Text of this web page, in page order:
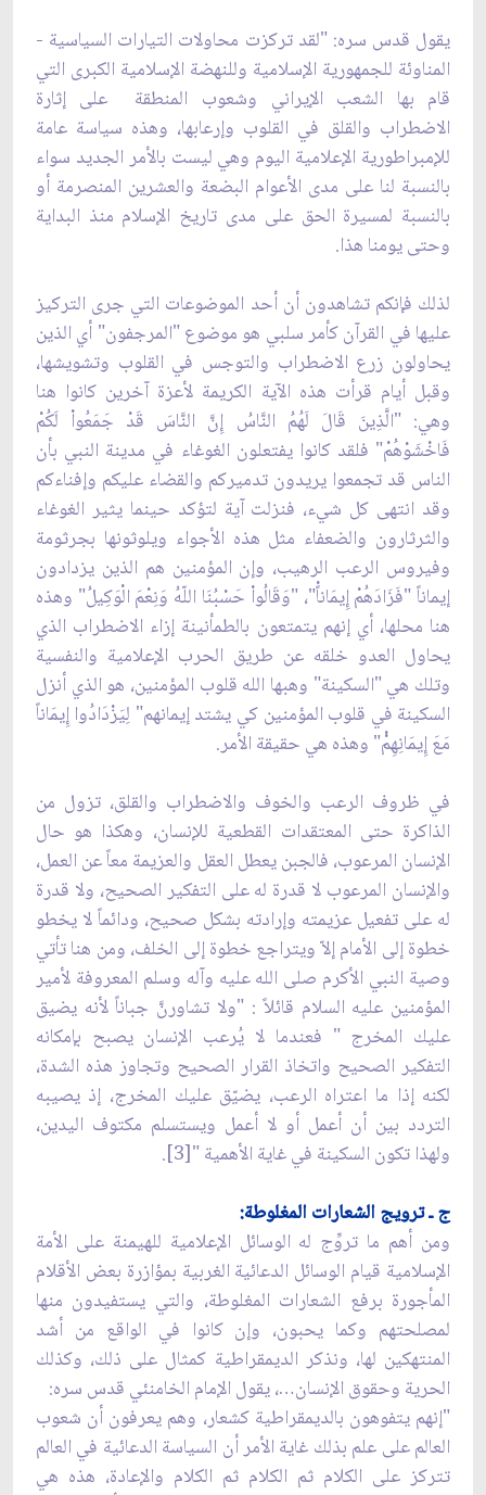
يقول قدس سره: "لقد تركزت محاولات التيارات السياسية ­
المناوئة للجمهورية الإسلامية وللنهضة الإسلامية الكبرى التي
قام بها الشعب الإيراني وشعوب المنطقة ­ على إثارة
الاضطراب والقلق في القلوب وإرعابها، وهذه سياسة عامة
للإمبراطورية الإعلامية اليوم وهي ليست بالأمر الجديد سواء
بالنسبة لنا على مدى الأعوام البضعة والعشرين المنصرمة أو
بالنسبة لمسيرة الحق على مدى تاريخ الإسلام منذ البداية
وحتى يومنا هذا.
لذلك فإنكم تشاهدون أن أحد الموضوعات التي جرى التركيز
عليها في القرآن كأمر سلبي هو موضوع "المرجفون" أي الذين
يحاولون زرع الاضطراب والتوجس في القلوب وتشويشها،
وقبل أيام قرأت هذه الآية الكريمة لأعزة آخرين كانوا هنا
وهي: "الَّذِينَ قَالَ لَهُمُ النَّاسُ إِنَّ النَّاسَ قَدْ جَمَعُواْ لَكُمْ
فَاخْشَوْهُمْ" فلقد كانوا يفتعلون الغوغاء في مدينة النبي بأن
الناس قد تجمعوا يريدون تدميركم والقضاء عليكم وإفناءكم
وقد انتهى كل شيء، فنزلت آية لتؤكد حينما يثير الغوغاء
والثرثارون والضعفاء مثل هذه الأجواء ويلوثونها بجرثومة
وفيروس الرعب الرهيب، وإن المؤمنين هم الذين يزدادون
إيماناً "فَزَادَهُمْ إِيمَاناًْ"، "وَقَالُواْ حَسْبُنَا اللّهُ وَنِعْمَ الْوَكِيلُ" وهذه
هنا محلها، أي إنهم يتمتعون بالطمأنينة إزاء الاضطراب الذي
يحاول العدو خلقه عن طريق الحرب الإعلامية والنفسية
وتلك هي "السكينة" وهبها الله قلوب المؤمنين، هو الذي أنزل
السكينة في قلوب المؤمنين كي يشتد إيمانهم" لِيَزْدَادُوا إِيمَاناً
مَعَ إِيمَانِهِمْْ" وهذه هي حقيقة الأمر.
في ظروف الرعب والخوف والاضطراب والقلق، تزول من
الذاكرة حتى المعتقدات القطعية للإنسان، وهكذا هو حال
الإنسان المرعوب، فالجبن يعطل العقل والعزيمة معاً عن العمل،
والإنسان المرعوب لا قدرة له على التفكير الصحيح، ولا قدرة
له على تفعيل عزيمته وإرادته بشكل صحيح، ودائماً لا يخطو
خطوة إلى الأمام إلاّ ويتراجع خطوة إلى الخلف، ومن هنا تأتي
وصية النبي الأكرم صلى الله عليه وآله وسلم المعروفة لأمير
المؤمنين عليه السلام قائلاً : "ولا تشاورنَّ جباناً لأنه يضيق
عليك المخرج " فعندما لا يُرعب الإنسان يصبح بإمكانه
التفكير الصحيح واتخاذ القرار الصحيح وتجاوز هذه الشدة،
لكنه إذا ما اعتراه الرعب، يضيّق عليك المخرج، إذ يصيبه
التردد بين أن أعمل أو لا أعمل ويستسلم مكتوف اليدين،
ولهذا تكون السكينة في غاية الأهمية "[3].
ج ـ ترويج الشعارات المغلوطة:
ومن أهم ما تروِّج له الوسائل الإعلامية للهيمنة على الأمة
الإسلامية قيام الوسائل الدعائية الغربية بمؤازرة بعض الأقلام
المأجورة برفع الشعارات المغلوطة، والتي يستفيدون منها
لمصلحتهم وكما يحبون، وإن كانوا في الواقع من أشد
المنتهكين لها، ونذكر الديمقراطية كمثال على ذلك، وكذلك
الحرية وحقوق الإنسان…، يقول الإمام الخامنئي قدس سره:
"إنهم يتفوهون بالديمقراطية كشعار، وهم يعرفون أن شعوب
العالم على علم بذلك غاية الأمر أن السياسة الدعائية في العالم
تتركز على الكلام ثم الكلام ثم الكلام والإعادة، هذه هي